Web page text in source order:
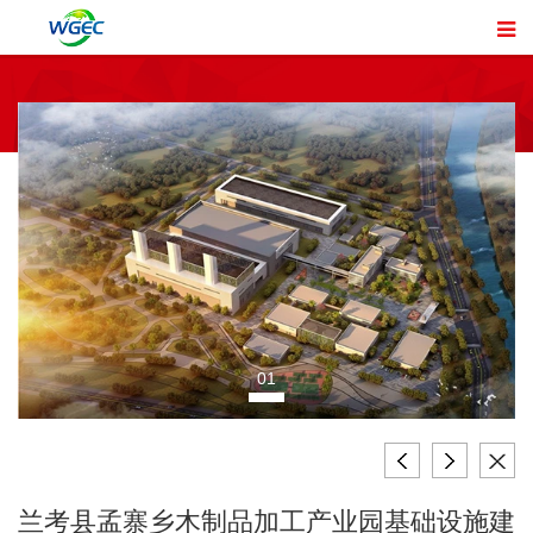
01
兰考县孟寨乡木制品加工产业园基础设施建